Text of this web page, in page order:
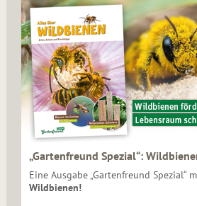
„Gartenfreund Spezial“:
Eine Ausgabe „Gartenfreund Spezial“
Wildbienen!